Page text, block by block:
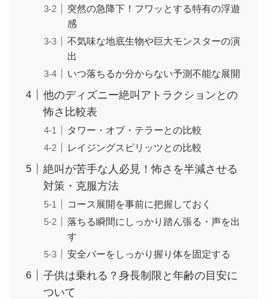
突然の急降下！フワッとする特有の浮遊
感
不気味な地底生物や巨大モンスターの演
出
いつ落ちるか分からない予測不能な展開
他のディズニー絶叫アトラクションとの
怖さ比較表
タワー・オブ・テラーとの比較
レイジングスピリッツとの比較
絶叫が苦手な人必見！怖さを半減させる
対策・克服方法
コース展開を事前に把握しておく
落ちる瞬間にしっかり踏ん張る・声を出
す
安全バーをしっかり握り体を固定する
子供は乗れる？身長制限と年齢の目安に
ついて